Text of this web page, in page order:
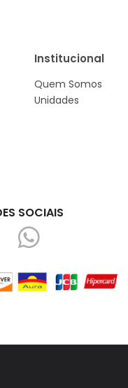
Institucional
Quem Somos
Unidades
SOCIAIS